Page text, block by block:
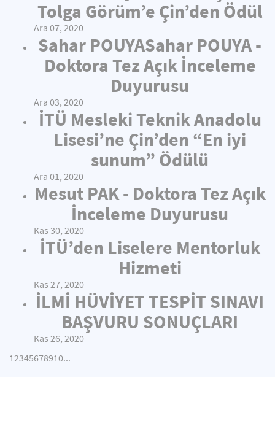
Tolga Görüm’e Çin’den Ödül
Ara 07, 2020
Sahar POUYASahar POUYA -
Doktora Tez Açık İnceleme
Duyurusu
Ara 03, 2020
İTÜ Mesleki Teknik Anadolu
Lisesi’ne Çin’den “En iyi
sunum” Ödülü
Ara 01, 2020
Mesut PAK - Doktora Tez Açık
İnceleme Duyurusu
Kas 30, 2020
İTÜ’den Liselere Mentorluk
Hizmeti
Kas 27, 2020
İLMİ HÜVİYET TESPİT SINAVI
BAŞVURU SONUÇLARI
Kas 26, 2020
12345678910...